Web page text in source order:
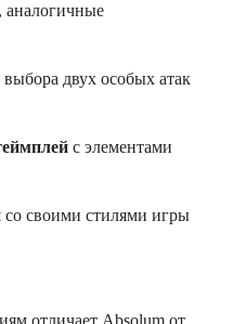
аналогичные
двух особых атак
с элементами
со своими стилями игры
отличает Absolum от